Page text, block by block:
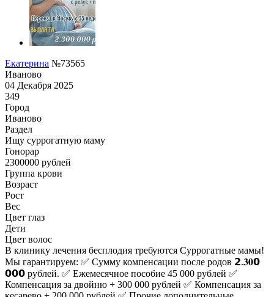
Екатерина №73565
Иваново
04 Декабря 2025
349
Город
Иваново
Раздел
Ищу суррогатную маму
Гонoрар
2300000 рублей
Группа крови
Возраст
Рост
Вес
Цвет глаз
Дети
Цвет волос
В клинику лечения бесплодия требуются Суррогатные мамы!
Мы гарантируем: ✅ Сумму компенсации после родов 𝟮.𝟑𝟎𝟬
𝟬𝟬𝟬 рублей. ✅ Ежемесячное пособие 45 000 рублей ✅
Компенсация за двойню + 300 000 рублей ✅ Компенсация за